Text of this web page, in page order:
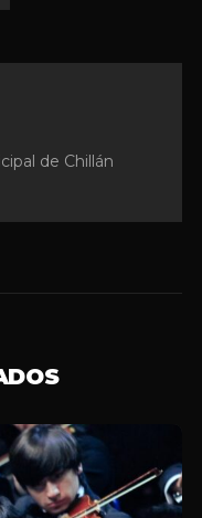
de Chillán